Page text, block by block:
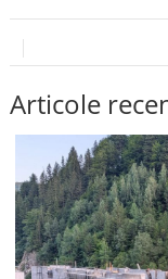
Articole